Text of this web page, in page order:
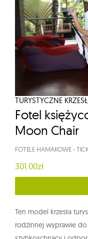
TURYSTYCZNE
Fotel
Moon Chair
FOTELE HAMAKOWE-
301.00zł
Ten model krzesła
rodzinnej wyprawie do